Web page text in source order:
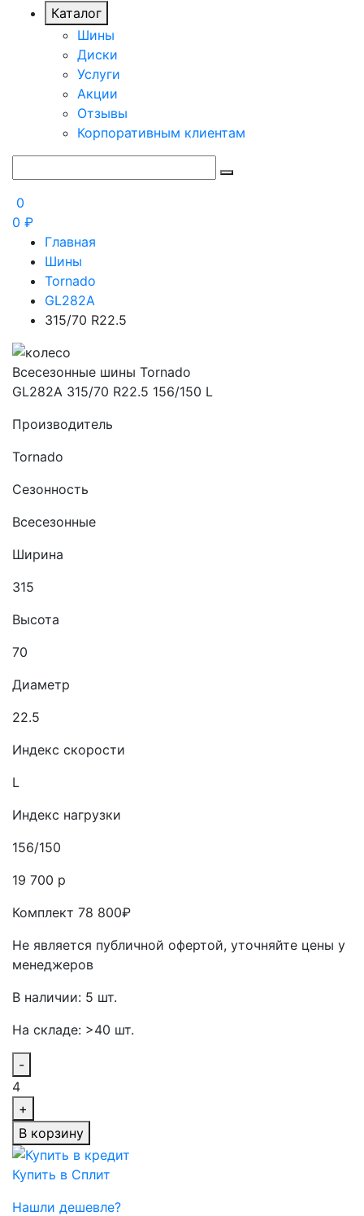
Каталог
Шины
Диски
Услуги
Акции
Отзывы
Корпоративным клиентам
0
0 ₽
Главная
Шины
Tornado
GL282A
315/70 R22.5
Всесезонные шины Tornado
GL282A 315/70 R22.5 156/150 L
Производитель
Tornado
Сезонность
Всесезонные
Ширина
315
Высота
70
Диаметр
22.5
Индекс скорости
L
Индекс нагрузки
156/150
19 700 р
Комплект 78 800₽
Не является публичной офертой, уточняйте цены у
менеджеров
В наличии: 5 шт.
На складе: >40 шт.
-
4
+
В корзину
Купить в Сплит
Нашли дешевле?